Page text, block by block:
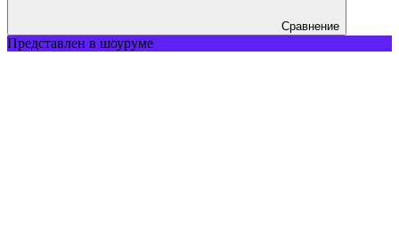
Сравнение
Представлен в шоуруме